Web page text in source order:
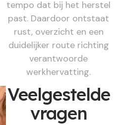
tempo dat bij het herstel
past. Daardoor ontstaat
rust, overzicht en een
duidelijker route richting
verantwoorde
werkhervatting.
Veelgestelde
vragen